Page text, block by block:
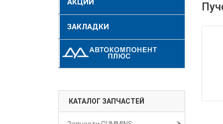
АКЦИИ
ЗАКЛАДКИ
КАТАЛОГ ЗАПЧАСТЕЙ